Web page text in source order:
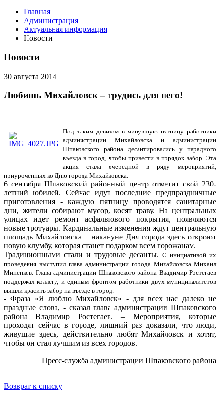
Главная
Администрация
Актуальная информация
Новости
Новости
30 августа 2014
Любишь Михайловск – трудись для него!
Под таким девизом в минувшую пятницу работники
администрации Михайловска и администрации
Шпаковского района десантировались у парадного
въезда в город, чтобы привести в порядок забор. Эта
акция стала очередной в ряду мероприятий,
приуроченных ко Дню города Михайловска.
6 сентября Шпаковский районный центр отметит свой 230-
летний юбилей. Сейчас идут последние предпраздничные
приготовления - каждую пятницу проводятся санитарные
дни, жители собирают мусор, косят траву. На центральных
улицах идет ремонт асфальтового покрытия, появляются
новые тротуары. Кардинальные изменения ждут центральную
площадь Михайловска – накануне Дня города здесь откроют
новую клумбу, которая станет подарком всем горожанам.
Традиционными стали и трудовые десанты.С инициативой их
проведения выступил глава администрации города Михайловска Михаил
Миненков. Глава администрации Шпаковского района Владимир Ростегаев
поддержал коллегу, и единым фронтом работники двух муниципалитетов
вышли красить забор на въезде в город.
- Фраза «Я люблю Михайловск» - для всех нас далеко не
праздные слова, - сказал глава администрации Шпаковского
района Владимир Ростегаев. – Мероприятия, которые
проходят сейчас в городе, лишний раз доказали, что люди,
живущие здесь, действительно любят Михайловск и хотят,
чтобы он стал лучшим из всех городов.
Пресс-служба администрации Шпаковского района
Возврат к списку